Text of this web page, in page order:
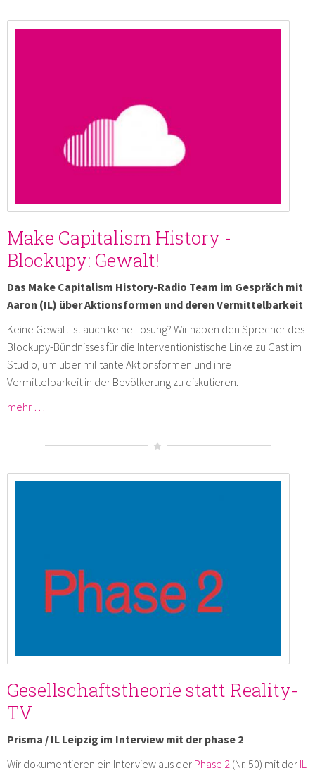
Make Capitalism History -
Blockupy: Gewalt!
Das Make Capitalism History-Radio Team im Gespräch mit
Aaron (IL) über Aktionsformen und deren Vermittelbarkeit
Keine Gewalt ist auch keine Lösung? Wir haben den Sprecher des
Blockupy-Bündnisses für die Interventionistische Linke zu Gast im
Studio, um über militante Aktionsformen und ihre
Vermittelbarkeit in der Bevölkerung zu diskutieren.
mehr …
Gesellschaftstheorie statt Reality-
TV
Prisma / IL Leipzig im Interview mit der phase 2
Wir dokumentieren ein Interview aus der Phase 2 (Nr. 50) mit der IL